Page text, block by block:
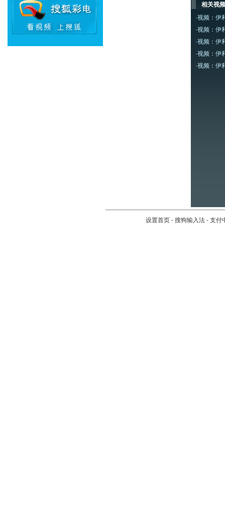
相关视
·视频：伊
·视频：伊
·视频：伊
·视频：伊
·视频：伊
设置首页 - 搜狗输入法 - 支付